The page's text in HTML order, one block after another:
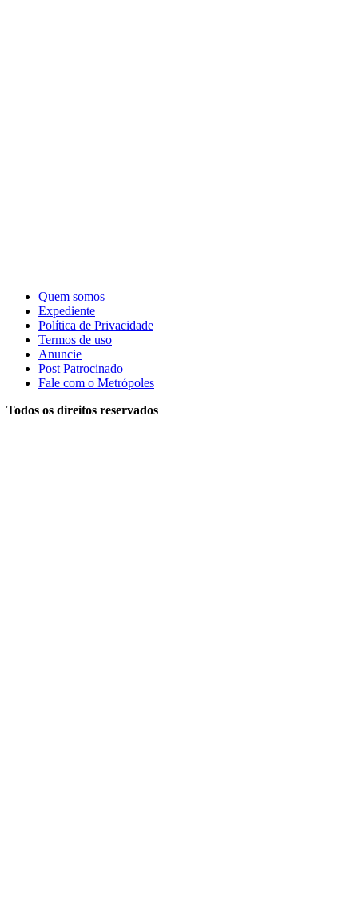
Quem somos
Expediente
Política de Privacidade
Termos de uso
Anuncie
Post Patrocinado
Fale com o Metrópoles
Todos os direitos reservados